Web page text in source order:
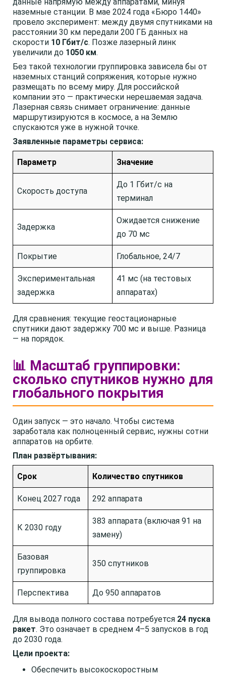
наземные станции. В мае 2024 года «Бюро 1440»
провело эксперимент: между двумя спутниками на
расстоянии 30 км передали 200 ГБ данных на
скорости 10 Гбит/с. Позже лазерный линк
увеличили до 1050 км.
Без такой технологии группировка зависела бы от
наземных станций сопряжения, которые нужно
размещать по всему миру. Для российской
компании это — практически нерешаемая задача.
Лазерная связь снимает ограничение: данные
маршрутизируются в космосе, а на Землю
спускаются уже в нужной точке.
Заявленные параметры сервиса:
Параметр Значение
Скорость доступа
До 1 Гбит/с на
терминал
Задержка
Ожидается снижение
до 70 мс
Покрытие Глобальное, 24/7
Экспериментальная
задержка
41 мс (на тестовых
аппаратах)
Для сравнения: текущие геостационарные
спутники дают задержку 700 мс и выше. Разница
— на порядок.
📊 Масштаб группировки:
сколько спутников нужно для
глобального покрытия
Один запуск — это начало. Чтобы система
заработала как полноценный сервис, нужны сотни
аппаратов на орбите.
План развёртывания:
Срок Количество спутников
Конец 2027 года 292 аппарата
К 2030 году
383 аппарата (включая 91 на
замену)
Базовая
группировка
350 спутников
Перспектива До 950 аппаратов
Для вывода полного состава потребуется 24 пуска
ракет. Это означает в среднем 4–5 запусков в год
до 2030 года.
Цели проекта:
Обеспечить высокоскоростным